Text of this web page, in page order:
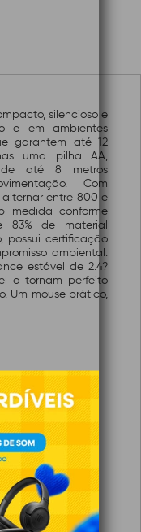
silencioso e
e em ambientes
garantem até 12
uma pilha AA,
até 8 metros
Com
entre 800 e
medida conforme
83% de material
possui certificação
ambiental.
estável de 2.4?
o tornam perfeito
Um mouse prático,